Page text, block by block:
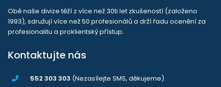
Obě naše divize těží z více než 30ti let zkušeností (založeno
1993), sdružují více než 50 profesionálů a drží řadu ocenění za
profesionalitu a proklientský přístup.
Kontaktujte nás
552 303 303 (Nezasílejte SMS, děkujeme)